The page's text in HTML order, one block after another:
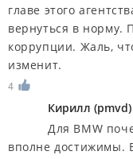
главе этого
вернуться в норму.
коррупции. Жаль,
изменит.
4
Кирилл (pmvd)
Для BMW
вполне достижимы.